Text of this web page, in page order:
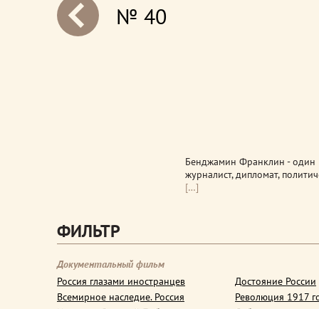
№ 40
Бенджамин Франклин - один
журналист, дипломат,
[…]
ФИЛЬТР
Документальный фильм
Россия глазами иностранцев
Всемирное наследие. Россия
Достояние России
Революция 1917